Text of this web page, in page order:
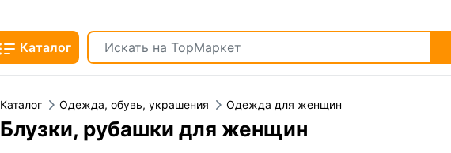
Каталог
Каталог Одежда, обувь, украшения Одежда для женщин
Блузки, рубашки для женщин